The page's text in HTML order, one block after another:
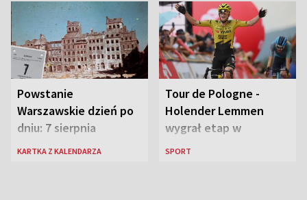
Powstanie
Warszawskie dzień po
dniu: 7 sierpnia
KARTKA Z KALENDARZA
Tour de Pologne -
Holender Lemmen
wygrał etap w
Karpaczu i został
SPORT